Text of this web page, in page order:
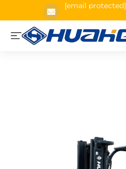
[email protected]